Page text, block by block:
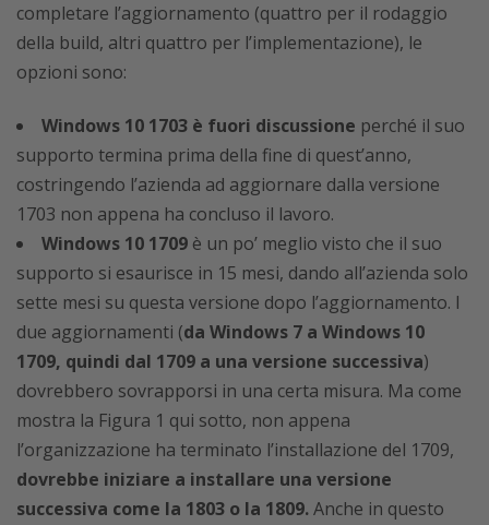
completare l’aggiornamento (quattro per il rodaggio
della build, altri quattro per l’implementazione), le
opzioni sono:
Windows 10 1703 è fuori discussione perché il suo
supporto termina prima della fine di quest’anno,
costringendo l’azienda ad aggiornare dalla versione
1703 non appena ha concluso il lavoro.
Windows 10 1709 è un po’ meglio visto che il suo
supporto si esaurisce in 15 mesi, dando all’azienda solo
sette mesi su questa versione dopo l’aggiornamento. I
due aggiornamenti (da Windows 7 a Windows 10
1709, quindi dal 1709 a una versione successiva)
dovrebbero sovrapporsi in una certa misura. Ma come
mostra la Figura 1 qui sotto, non appena
l’organizzazione ha terminato l’installazione del 1709,
dovrebbe iniziare a installare una versione
successiva come la 1803 o la 1809.Anche in questo